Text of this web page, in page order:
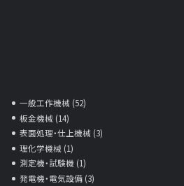
一般工作機械 (52)
板金機械 (14)
表面処理・仕上機械 (3)
理化学機械 (1)
測定機・試験機 (1)
発電機・電気設備 (3)